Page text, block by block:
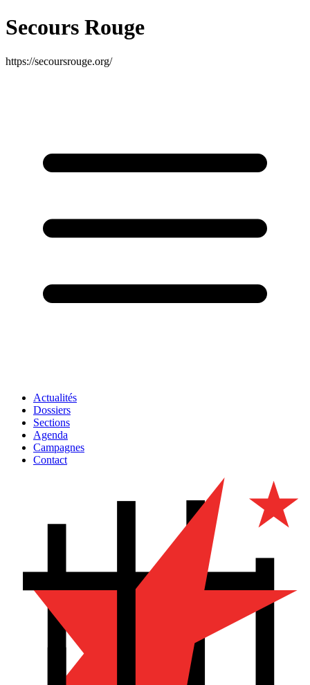
Secours Rouge
https://secoursrouge.org/
Actualités
Dossiers
Sections
Agenda
Campagnes
Contact